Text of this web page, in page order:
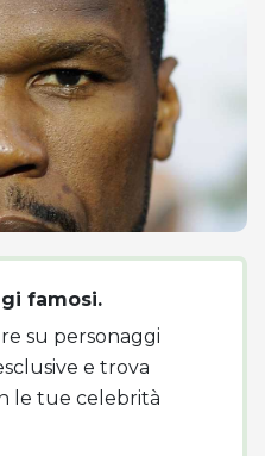
famosi.
su personaggi
e trova
le tue celebrità